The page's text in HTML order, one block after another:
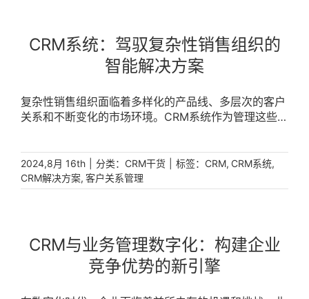
CRM系统：驾驭复杂性销售组织的
智能解决方案
复杂性销售组织面临着多样化的产品线、多层次的客户
关系和不断变化的市场环境。CRM系统作为管理这些复
和市场竞争力的提升。 [...]
2024,8月 16th 分类： CRM干货 标签： CRM, CRM系统,
CRM解决方案, 客户关系管理
CRM与业务管理数字化：构建企业
竞争优势的新引擎